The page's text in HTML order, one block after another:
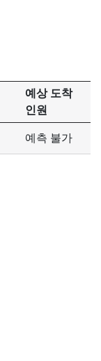
예상 도착
인원
예측 불가